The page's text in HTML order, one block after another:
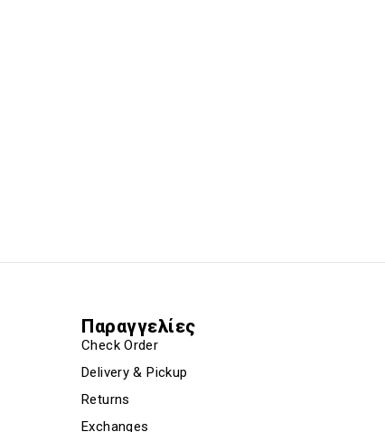
Παραγγελίες
Check Order
Delivery & Pickup
Returns
Exchanges